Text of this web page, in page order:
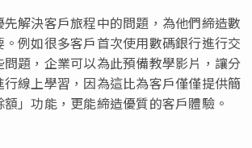
解決客戶旅程中的問題，為他們締造數
例如很多客戶首次使用數碼銀行進行交
題，企業可以為此預備教學影片，讓分
線上學習，因為這比為客戶僅僅提供簡
」功能，更能締造優質的客戶體驗。